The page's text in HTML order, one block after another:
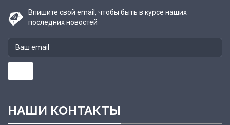
Впишите свой email, чтобы быть в курсе наших
последних новостей
НАШИ КОНТАКТЫ